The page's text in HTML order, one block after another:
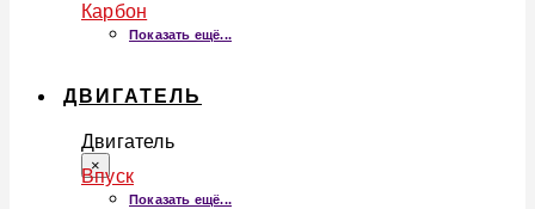
Карбон
Показать ещё...
ДВИГАТЕЛЬ
Двигатель
×
Впуск
Показать ещё...